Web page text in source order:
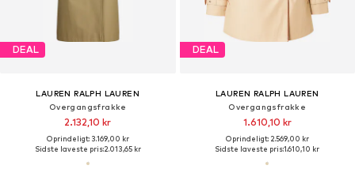
DEAL
LAUREN RALPH LAUREN
Overgangsfrakke
2.132,10 kr
Oprindeligt: 3.169,00 kr
Sidste laveste pris:2.013,65 kr
DEAL
LAUREN RALPH LAUREN
Overgangsfrakke
1.610,10 kr
Oprindeligt: 2.569,00 kr
Sidste laveste pris:1.610,10 kr